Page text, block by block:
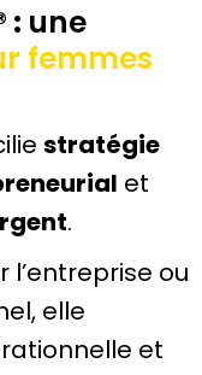
: une
femmes
stratégie
et
.
l’entreprise ou
elle
et